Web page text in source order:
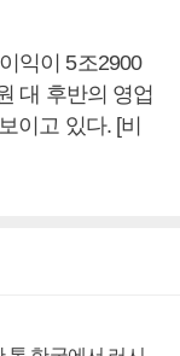
익이 5조2900
대 후반의 영업
이고 있다. [비